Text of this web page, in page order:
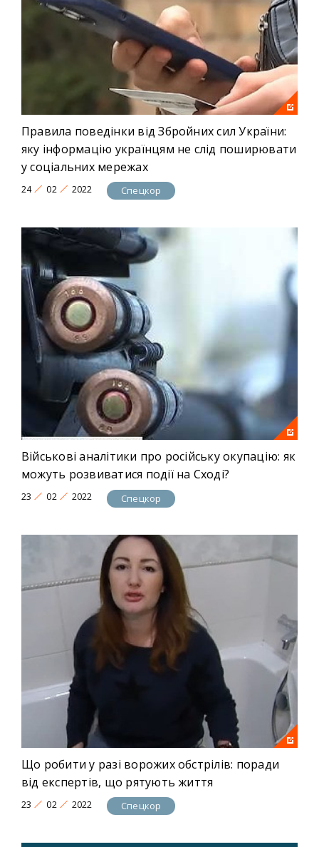
Правила поведінки від Збройних сил України:
яку інформацію українцям не слід поширювати
у соціальних мережах
24 02 2022 Спецкор
Військові аналітики про російську окупацію: як
можуть розвиватися події на Сході?
23 02 2022 Спецкор
Що робити у разі ворожих обстрілів: поради
від експертів, що рятують життя
23 02 2022 Спецкор